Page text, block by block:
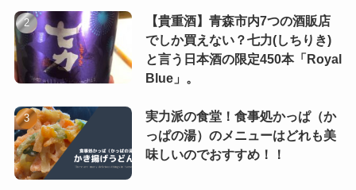
【貴重酒】青森市内7つの酒販店
でしか買えない？七力(しちりき)
と言う日本酒の限定450本「Royal
Blue」。
実力派の食堂！食事処かっぱ（か
っぱの湯）のメニューはどれも美
味しいのでおすすめ！！